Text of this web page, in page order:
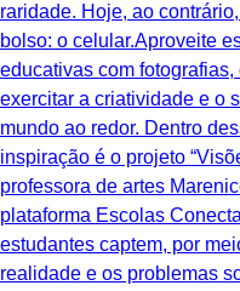
raridade. Hoje, ao
bolso: o celular.Aproveite
educativas com
exercitar a criatividade e o
mundo ao redor. Dentro
inspiração é o projeto
professora de artes
plataforma Escolas
estudantes captem, por
realidade e os problemas